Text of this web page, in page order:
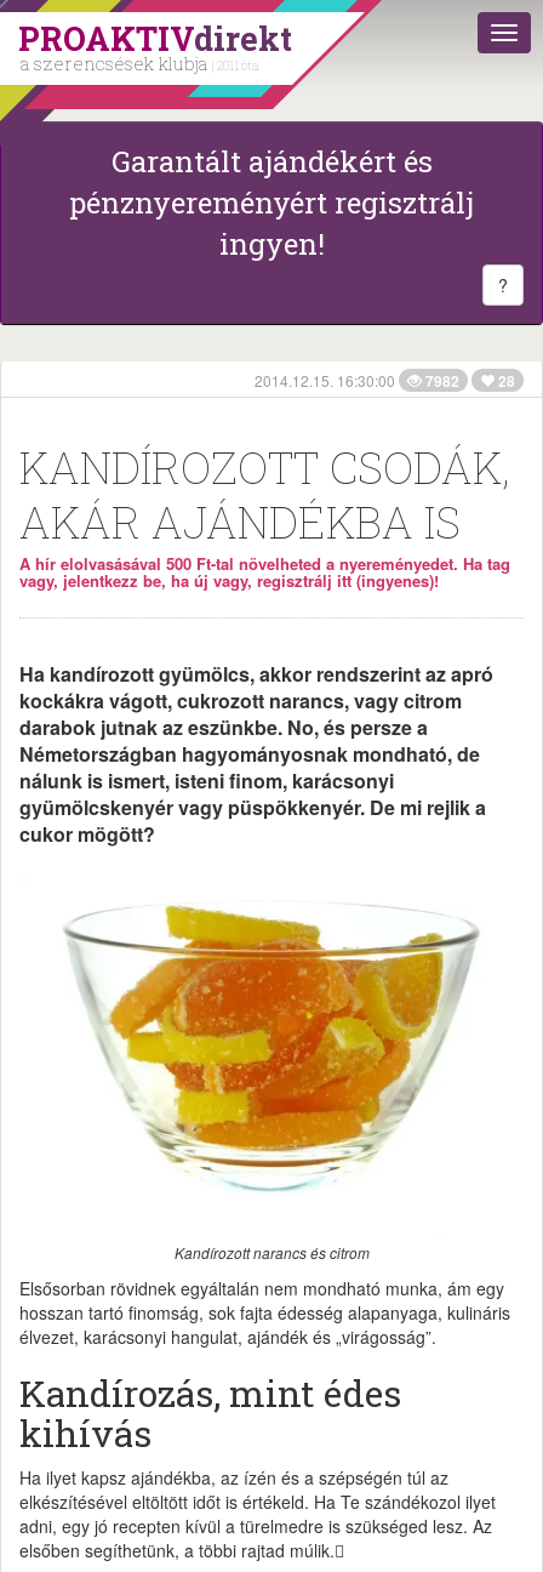
PROAKTIVdirekt
a szerencsések klubja | 2011 óta
Garantált ajándékért és
pénznyereményért regisztrálj
ingyen!
?
2014.12.15. 16:30:00 7982 28
KANDÍROZOTT CSODÁK,
AKÁR AJÁNDÉKBA IS
A hír elolvasásával 500 Ft-tal növelheted a nyereményedet. Ha tag
vagy, jelentkezz be, ha új vagy, regisztrálj itt (ingyenes)!
Ha kandírozott gyümölcs, akkor rendszerint az apró
kockákra vágott, cukrozott narancs, vagy citrom
darabok jutnak az eszünkbe. No, és persze a
Németországban hagyományosnak mondható, de
nálunk is ismert, isteni finom, karácsonyi
gyümölcskenyér vagy püspökkenyér. De mi rejlik a
cukor mögött?
Kandírozott narancs és citrom
Elsősorban rövidnek egyáltalán nem mondható munka, ám egy
hosszan tartó finomság, sok fajta édesség alapanyaga, kulináris
élvezet, karácsonyi hangulat, ajándék és „virágosság”.
Kandírozás, mint édes
kihívás
Ha ilyet kapsz ajándékba, az ízén és a szépségén túl az
elkészítésével eltöltött időt is értékeld. Ha Te szándékozol ilyet
adni, egy jó recepten kívül a türelmedre is szükséged lesz. Az
elsőben segíthetünk, a többi rajtad múlik.